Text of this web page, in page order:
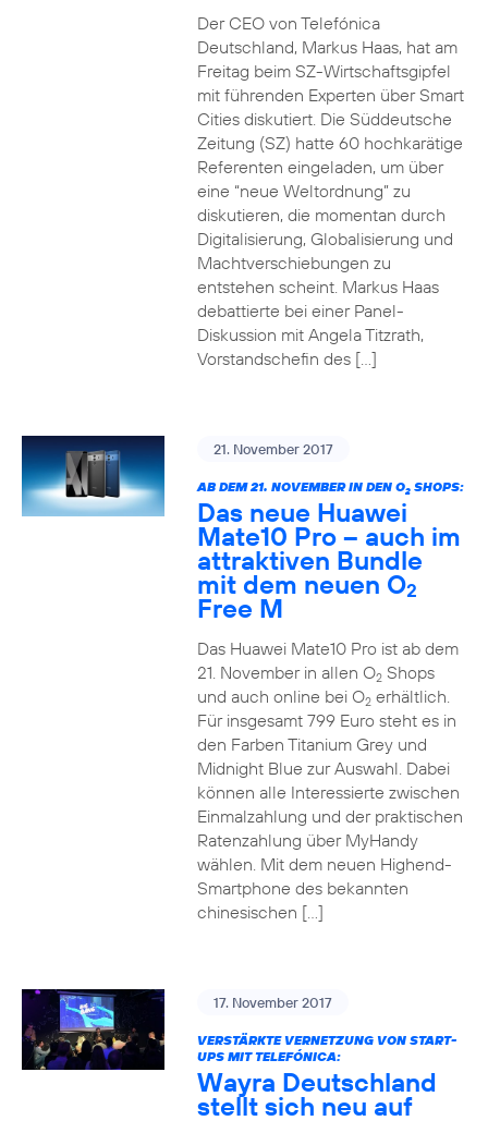
Der CEO von Telefónica
Deutschland, Markus Haas, hat am
Freitag beim SZ-Wirtschaftsgipfel
mit führenden Experten über Smart
Cities diskutiert. Die Süddeutsche
Zeitung (SZ) hatte 60 hochkarätige
Referenten eingeladen, um über
eine “neue Weltordnung” zu
diskutieren, die momentan durch
Digitalisierung, Globalisierung und
Machtverschiebungen zu
entstehen scheint. Markus Haas
debattierte bei einer Panel-
Diskussion mit Angela Titzrath,
Vorstandschefin des […]
21. November 2017
AB DEM 21. NOVEMBER IN DEN O2SHOPS:
Das neue Huawei
Mate10 Pro – auch im
attraktiven Bundle
mit dem neuen O2
Free M
Das Huawei Mate10 Pro ist ab dem
21. November in allen O2Shops
und auch online bei O2erhältlich.
Für insgesamt 799 Euro steht es in
den Farben Titanium Grey und
Midnight Blue zur Auswahl. Dabei
können alle Interessierte zwischen
Einmalzahlung und der praktischen
Ratenzahlung über MyHandy
wählen. Mit dem neuen Highend-
Smartphone des bekannten
chinesischen […]
17. November 2017
VERSTÄRKTE VERNETZUNG VON START-
UPS MIT TELEFÓNICA:
Wayra Deutschland
stellt sich neu auf